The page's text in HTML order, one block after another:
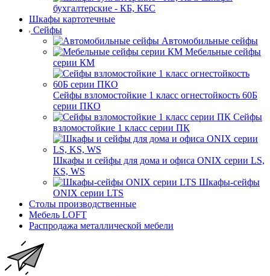
бухгалтерские - КБ, КБС
Шкафы картотечные
Сейфы
Автомобильные сейфы
Мебельные сейфы
серии КМ
Сейфы взломостойкие 1 класс огнестойкость 60Б
серии ПКО
Сейфы
взломостойкие 1 класс серии ПК
Шкафы и сейфы для дома и офиса ONIX серии LS,
KS, WS
Шкафы-сейфы
ONIX серии LTS
Столы производственные
Мебель LOFT
Распродажа металлической мебели